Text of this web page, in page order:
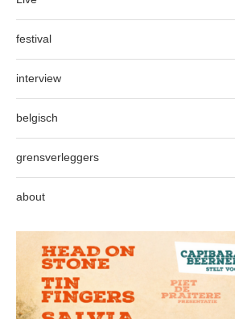
festival
interview
belgisch
grensverleggers
about